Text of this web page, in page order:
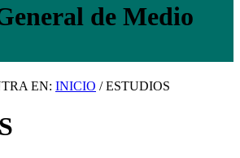
de Medio
EN: INICIO /ESTUDIOS